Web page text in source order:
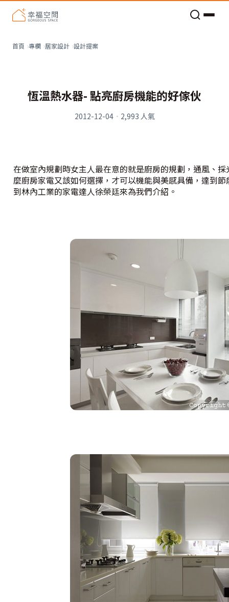
首頁 專欄 居家設計 設計提案
恆溫熱水器- 點亮廚房機能的好傢伙
2012-12-04· 2,993 人氣
在做室內規劃時女主人最在意的就是廚房的規劃，通風、
麼廚房家電又該如何選擇，才可以機能與美感具備，達到
到林內工業的家電達人徐榮廷來為我們介紹。